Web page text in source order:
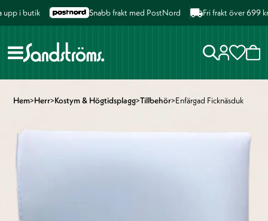
i butik Snabb frakt med PostNord Fri frakt över 699 kr
Hem>Herr>Kostym & Högtidsplagg>Tillbehör>Enfärgad Ficknäsduk